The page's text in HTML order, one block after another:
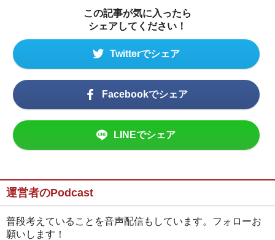
この記事が気に入ったら
シェアしてください！
Twitterでシェア
Facebookでシェア
LINEでシェア
運営者のPodcast
普段考えていることを音声配信もしています。フォローお
願いします！